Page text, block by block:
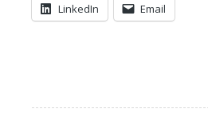
LinkedIn Email